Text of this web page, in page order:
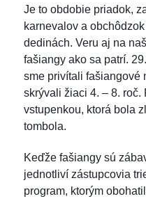
Je to obdobie priadok,
karnevalov a
dedinách. Veru aj na
fašiangy ako sa patrí.
sme privítali fašiangové
skrývali žiaci 4. – 8. roč.
vstupenkou, ktorá bola
tombola.
Keďže fašiangy sú
jednotliví zástupcovia
program, ktorým